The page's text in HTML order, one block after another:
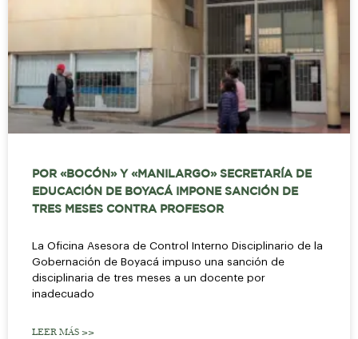
POR «BOCÓN» Y «MANILARGO» SECRETARÍA DE
EDUCACIÓN DE BOYACÁ IMPONE SANCIÓN DE
TRES MESES CONTRA PROFESOR
La Oficina Asesora de Control Interno Disciplinario de la
Gobernación de Boyacá impuso una sanción de
disciplinaria de tres meses a un docente por
inadecuado
LEER MÁS >>